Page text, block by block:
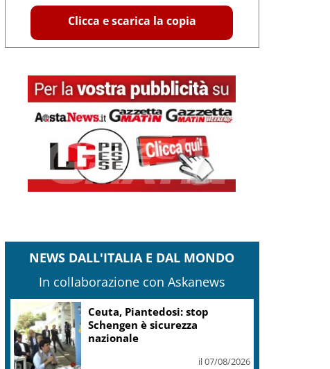
Clicca e scarica la copia
NEWS DALL'ITALIA E DAL MONDO
In collaborazione con Askanews
Israele, arabi ed ebrei in
piazza a Jaffa contro il
razzismo
il 07/08/2026